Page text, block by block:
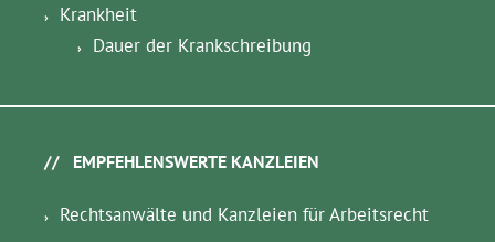
Krankheit
Dauer der Krankschreibung
EMPFEHLENSWERTE KANZLEIEN
Rechtsanwälte und Kanzleien für Arbeitsrecht